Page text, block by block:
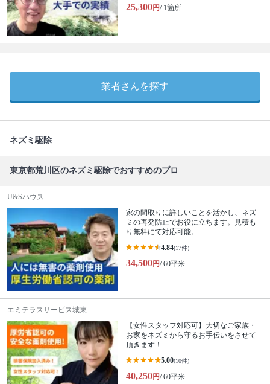
25,300円/ 1箇所
業者さんを探す
ネズミ駆除
東京都荒川区のネズミ駆除でおすすめのプロ
U&Sハウス
家の間取りに詳しいことを活かし、ネズ
ミの再発防止でお役に立ちます。見積も
り無料にて対応可能。
4.84(17件)
34,500円/ 60平米
エミテラスサービス城東
【女性スタッフ対応可】大切なご家族・
お家をネズミから守るお手伝いをさせて
頂きます！
5.00(10件)
40,250円/ 60平米